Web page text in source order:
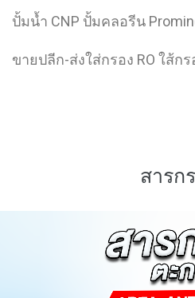
ปั้มน้ำ CNP ปั้มคลอรีน
ขายปลีก-ส่งใส่กรอง RO ใส้ก
สารก